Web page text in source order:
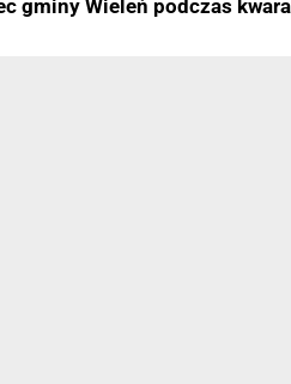
gminy Wieleń podczas